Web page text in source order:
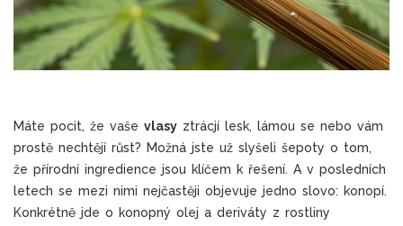
Máte pocit, že vaše vlasy ztrácjí lesk, lámou se nebo vám
prostě nechtějí růst? Možná jste už slyšeli šepoty o tom,
že přírodní ingredience jsou klíčem k řešení. A v posledních
letech se mezi nimi nejčastěji objevuje jedno slovo: konopí.
Konkrétně jde o konopný olej a deriváty z rostliny